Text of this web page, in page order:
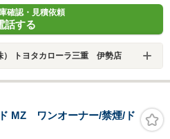
確認・見積依頼
話する
） トヨタカローラ三重 伊勢店
MZ ワンオーナー/禁煙/ド